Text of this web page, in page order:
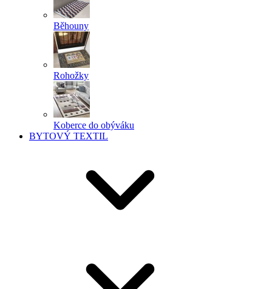
Běhouny
Rohožky
Koberce do obýváku
BYTOVÝ TEXTIL